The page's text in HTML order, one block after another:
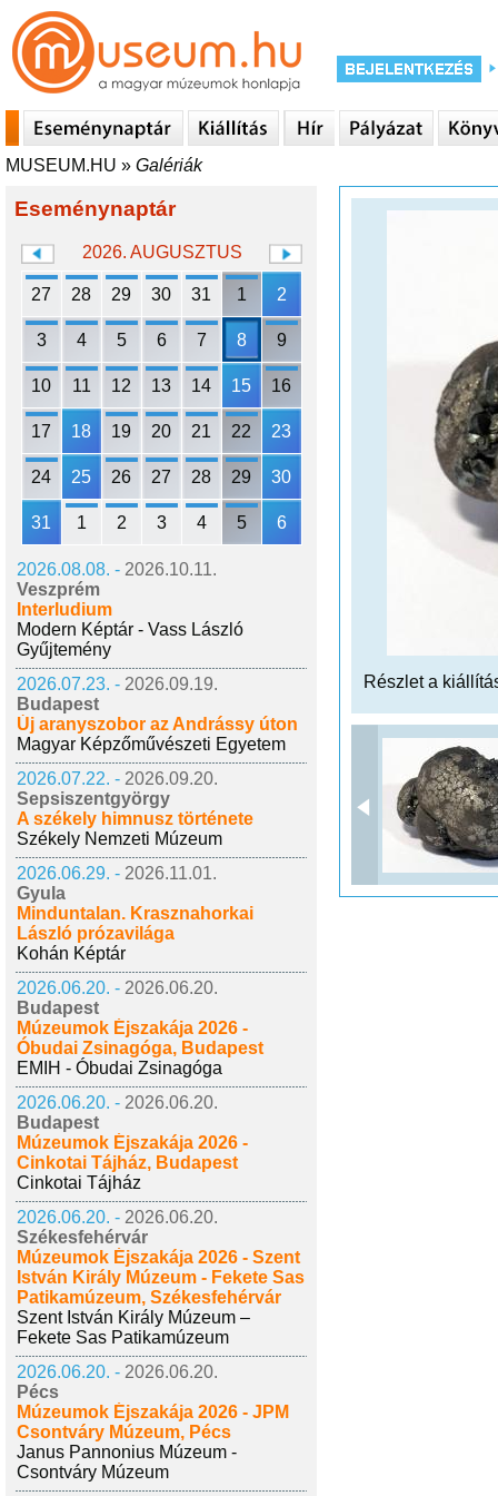
MUSEUM.HU » Galériák
Eseménynaptár
2026. AUGUSZTUS
27 28 29 30 31 1 2
3 4 5 6 7 8 9
10 11 12 13 14 15 16
17 18 19 20 21 22 23
24 25 26 27 28 29 30
31 1 2 3 4 5 6
2026.08.08. - 2026.10.11.
Veszprém
Interludium
Modern Képtár - Vass László
Gyűjtemény
2026.07.23. - 2026.09.19.
Budapest
Új aranyszobor az Andrássy úton
Magyar Képzőművészeti Egyetem
2026.07.22. - 2026.09.20.
Sepsiszentgyörgy
A székely himnusz története
Székely Nemzeti Múzeum
2026.06.29. - 2026.11.01.
Gyula
Minduntalan. Krasznahorkai
László prózavilága
Kohán Képtár
2026.06.20. - 2026.06.20.
Budapest
Múzeumok Éjszakája 2026 -
Óbudai Zsinagóga, Budapest
EMIH - Óbudai Zsinagóga
2026.06.20. - 2026.06.20.
Budapest
Múzeumok Éjszakája 2026 -
Cinkotai Tájház, Budapest
Cinkotai Tájház
2026.06.20. - 2026.06.20.
Székesfehérvár
Múzeumok Éjszakája 2026 - Szent
István Király Múzeum - Fekete Sas
Patikamúzeum, Székesfehérvár
Szent István Király Múzeum –
Fekete Sas Patikamúzeum
2026.06.20. - 2026.06.20.
Pécs
Múzeumok Éjszakája 2026 - JPM
Csontváry Múzeum, Pécs
Janus Pannonius Múzeum -
Csontváry Múzeum
Részlet a